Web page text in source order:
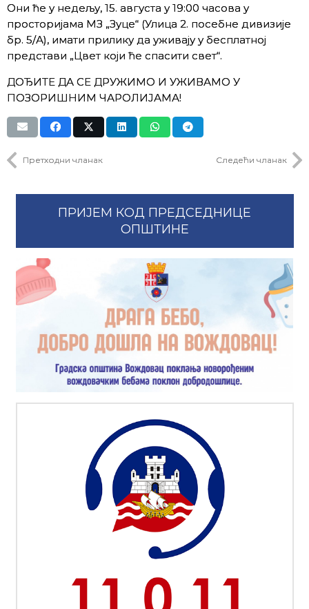
Они ће у недељу, 15. августа у 19:00 часова у
просторијама МЗ „Зуце“ (Улица 2. посебне дивизије
бр. 5/А), имати прилику да уживају у бесплатној
представи „Цвет који ће спасити свет“.
ДОЂИТЕ ДА СЕ ДРУЖИМО И УЖИВАМО У
ПОЗОРИШНИМ ЧАРОЛИЈАМА!
Претходни чланак Следећи чланак
ПРИЈЕМ КОД ПРЕДСЕДНИЦЕ
ОПШТИНЕ